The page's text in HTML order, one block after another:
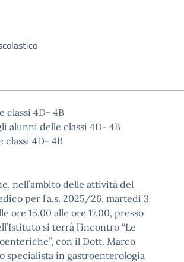
classi 4D- 4B
alunni delle classi 4D- 4B
classi 4D- 4B
nell’ambito delle attività del
per l’a.s. 2025/26, martedì 3
ore 15.00 alle ore 17.00, presso
si terrà l’incontro “Le
con il Dott. Marco
specialista in gastroenterologia